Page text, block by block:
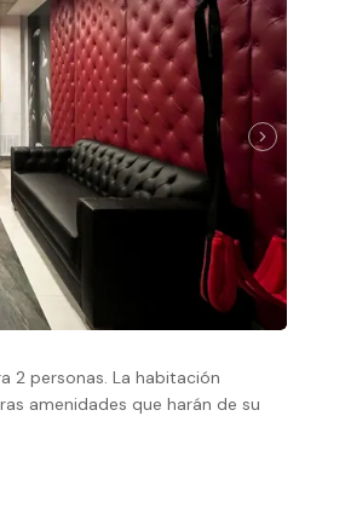
2 personas. La habitación
amenidades que harán de su